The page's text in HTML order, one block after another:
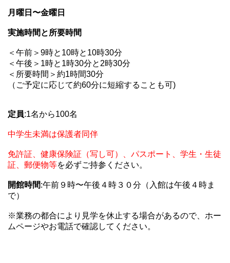
月曜日〜金曜日
実施時間と所要時間
＜午前＞9時と10時と10時30分
＜午後＞1時と1時30分と2時30分
＜所要時間＞約1時間30分
（ご予定に応じて約60分に短縮することも可)
定員:1名から100名
中学生未満は保護者同伴
免許証、健康保険証（写し可）、パスポート、学生・生徒
証、郵便物等を必ずご持参ください。
開館時間:午前９時〜午後４時３０分（入館は午後４時ま
で）
※業務の都合により見学を休止する場合があるので、ホー
ムページやお電話で確認してください。